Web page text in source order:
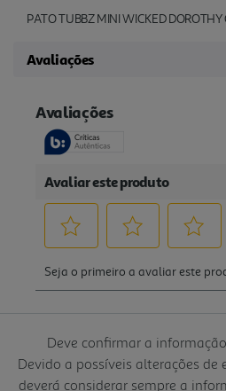
PATO TUBBZ MINI WICKED DOROTHY
Avaliações
Deve confirmar a
Devido a possíveis alterações de
deverá considerar sempre a